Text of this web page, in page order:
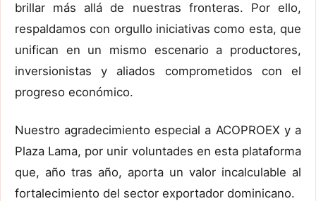
brillar más allá de nuestras fronteras. Por ello,
respaldamos con orgullo iniciativas como esta, que
unifican en un mismo escenario a productores,
inversionistas y aliados comprometidos con el
progreso económico.
Nuestro agradecimiento especial a ACOPROEX y a
Plaza Lama, por unir voluntades en esta plataforma
que, año tras año, aporta un valor incalculable al
fortalecimiento del sector exportador dominicano.